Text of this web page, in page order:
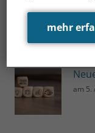
Auch
am 5.
mehr